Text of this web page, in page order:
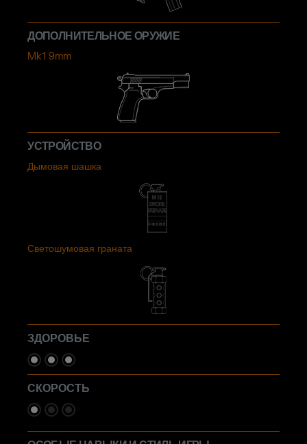
ДОПОЛНИТЕЛЬНОЕ ОРУЖИЕ
Mk1 9mm
УСТРОЙСТВО
Дымовая шашка
Светошумовая граната
ЗДОРОВЬЕ
СКОРОСТЬ